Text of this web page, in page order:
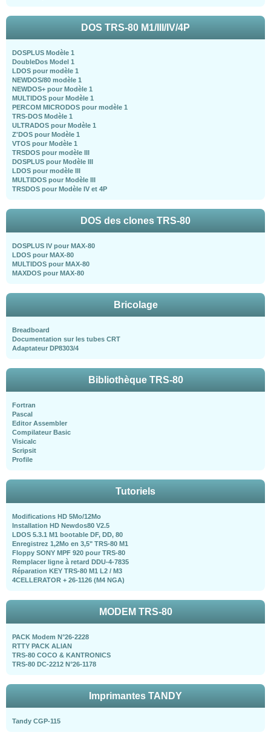
DOS TRS-80 M1/III/IV/4P
DOSPLUS Modèle 1
DoubleDos Model 1
LDOS pour modèle 1
NEWDOS/80 modèle 1
NEWDOS+ pour Modèle 1
MULTIDOS pour Modèle 1
PERCOM MICRODOS pour modèle 1
TRS-DOS Modèle 1
ULTRADOS pour Modèle 1
Z'DOS pour Modèle 1
VTOS pour Modèle 1
TRSDOS pour modèle III
DOSPLUS pour Modèle III
LDOS pour modèle III
MULTIDOS pour Modèle III
TRSDOS pour Modèle IV et 4P
DOS des clones TRS-80
DOSPLUS IV pour MAX-80
LDOS pour MAX-80
MULTIDOS pour MAX-80
MAXDOS pour MAX-80
Bricolage
Breadboard
Documentation sur les tubes CRT
Adaptateur DP8303/4
Bibliothèque TRS-80
Fortran
Pascal
Editor Assembler
Compilateur Basic
Visicalc
Scripsit
Profile
Tutoriels
Modifications HD 5Mo/12Mo
Installation HD Newdos80 V2.5
LDOS 5.3.1 M1 bootable DF, DD, 80
Enregistrez 1,2Mo en 3,5" TRS-80 M1
Floppy SONY MPF 920 pour TRS-80
Remplacer ligne à retard DDU-4-7835
Réparation KEY TRS-80 M1 L2 / M3
4CELLERATOR + 26-1126 (M4 NGA)
MODEM TRS-80
PACK Modem N°26-2228
RTTY PACK ALIAN
TRS-80 COCO & KANTRONICS
TRS-80 DC-2212 N°26-1178
Imprimantes TANDY
Tandy CGP-115